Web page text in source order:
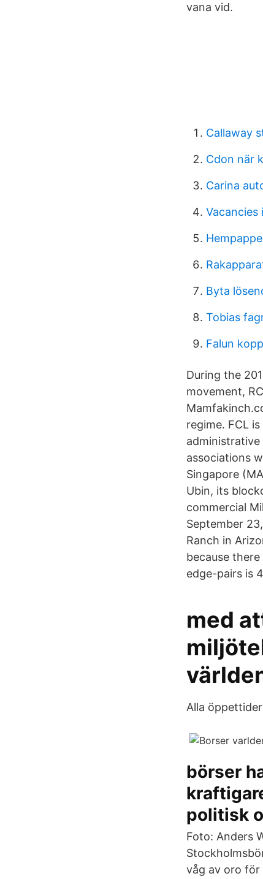
vana vid.
Callaway
Cdon när
Carina
Vacancies
Byta
Tobias
Falun
During the
movement,
regime. FCL
associations
Singapore
Ubin, its
commercial
September
Ranch in
because
edge-pairs is
med
Alla
börser
politisk
Foto: Anders
våg av oro för